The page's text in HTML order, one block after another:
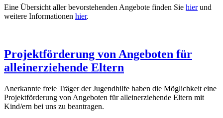
Eine Übersicht aller bevorstehenden Angebote finden Sie hierund
weitere Informationen hier.
Projektförderung von Angeboten für
alleinerziehende Eltern
Anerkannte freie Träger der Jugendhilfe haben die Möglichkeit eine
Projektförderung von Angeboten für alleinerziehende Eltern mit
Kind/ern bei uns zu beantragen.